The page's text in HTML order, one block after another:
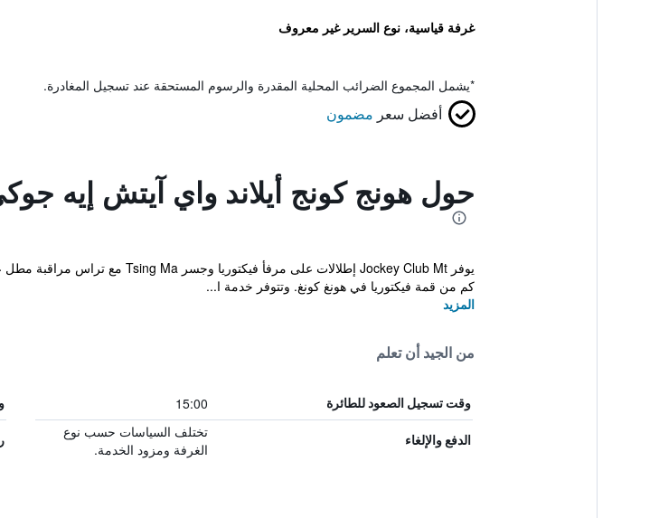
غرفة قياسية، نوع السرير غير معروف
*يشمل المجموع الضرائب المحلية المقدرة والرسوم المستحقة عند تسجيل المغادرة.
أفضل سعر مضمون
حول هونج كونج أيلاند واي آيتش إيه
كم من قمة فيكتوريا في هونغ كونغ. وتتوفر خدمة ا...
المزيد
من الجيد أن تعلم
وقت تسجيل الصعود للطائرة 15:00
الدفع والإلغاء
تختلف السياسات حسب نوع
الغرفة ومزود الخدمة.